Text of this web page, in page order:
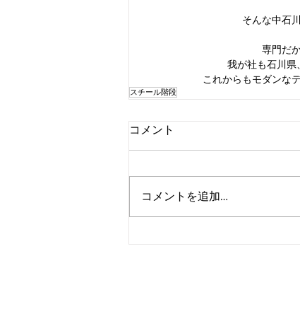
そんな中石
専門だ
我が社も石川県
これからもモダンな
スチール階段
コメント
コメントを追加…